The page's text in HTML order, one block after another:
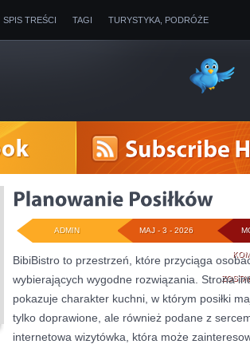
SPIS TREŚCI TAGI TURYSTYKA, PODRÓŻE
MAJ - 3 - 2026
ADMIN
BibiBistro to przestrzeń, które przyciąga
wybierających wygodne rozwiązania. Strona
pokazuje charakter kuchni, w którym posiłki
tylko doprawione, ale również podane z
internetowa wizytówka, która może